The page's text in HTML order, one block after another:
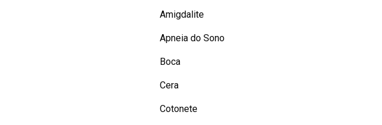
Amigdalite
Apneia do Sono
Boca
Cera
Cotonete